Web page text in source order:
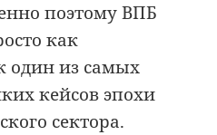
поэтому ВПБ
как
один из самых
кейсов эпохи
сектора.